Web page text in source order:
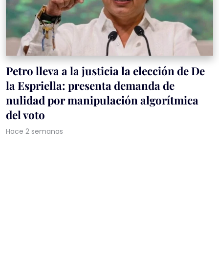
Petro lleva a la justicia la elección de De
la Espriella: presenta demanda de
nulidad por manipulación algorítmica
del voto
Hace 2 semanas